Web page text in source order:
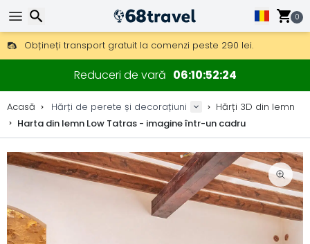
0
Obțineți transport gratuit la comenzi peste 290 lei.
DHL Express peste noapte, de asemenea, disponibil.
30 zile pentru retur, 90 zile pentru hărți din lemn și decorațiuni.
Reduceri de vară 06 10 52 23
Acasă Hărți de perete și decorațiuni
Hărți 3D din lemn
Harta din lemn Low Tatras - imagine într-un cadru
Căutare
Căutare